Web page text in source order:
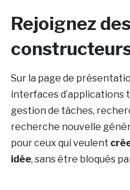
Rejoignez
Sur la page de
interfaces d’applications
gestion de tâches,
recherche nouvelle
pour ceux qui veulent
idée, sans être bloqués